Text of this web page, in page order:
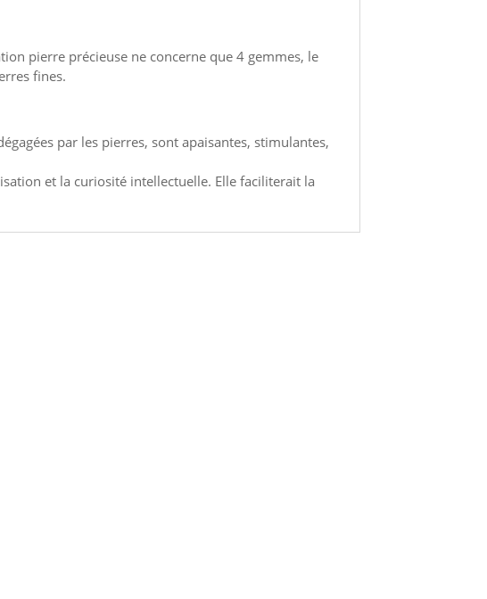
pierre précieuse ne concerne que 4 gemmes, le
fines.
par les pierres, sont apaisantes, stimulantes,
et la curiosité intellectuelle. Elle faciliterait la